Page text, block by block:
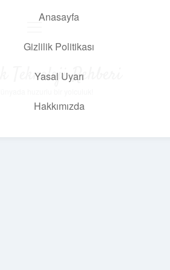
Anasayfa
Gizlilik Politikası
Yasal Uyarı
Hakkımızda
Teknoloji Rehberi